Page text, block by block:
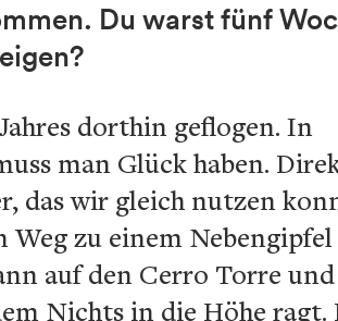
Du warst fünf
dorthin geflogen. In
man Glück haben.
das wir gleich nutzen
zu einem
auf den Cerro Torre
Nichts in die Höhe ragt.